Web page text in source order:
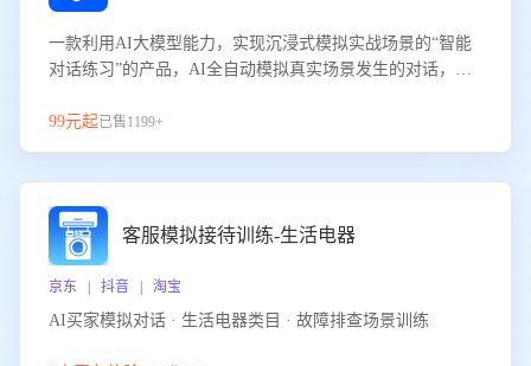
一款利用AI大模型能力，实现沉浸式模拟实战场景的“智能
对话练习”的产品，AI全自动模拟真实场景发生的对话，企
服能力。
99元起已售1199+
客服模拟接待训练-生活电器
京东 | 抖音 | 淘宝
AI买家模拟对话 · 生活电器类目 · 故障排查场景训练